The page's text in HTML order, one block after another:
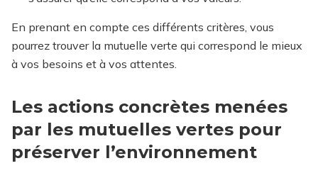
En prenant en compte ces différents critères, vous
pourrez trouver la mutuelle verte qui correspond le mieux
à vos besoins et à vos attentes.
Les actions concrètes menées
par les mutuelles vertes pour
préserver l’environnement